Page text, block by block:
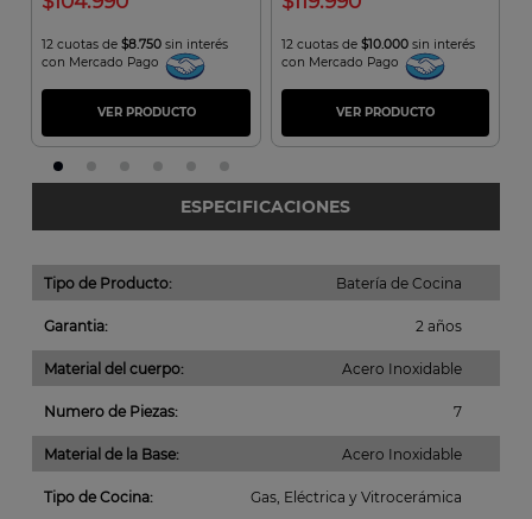
12 cuotas de$8.750 sin interés
con Mercado Pago
VER PRODUCTO
12 cuotas de $10.000sin interés
con Mercado Pago
VER PRODUCTO
ESPECIFICACIONES
Tipo de Producto: Batería de Cocina
Garantia: 2 años
Material del cuerpo: Acero Inoxidable
Numero de Piezas: 7
Material de la Base: Acero Inoxidable
Tipo de Cocina: Gas, Eléctrica y Vitrocerámica